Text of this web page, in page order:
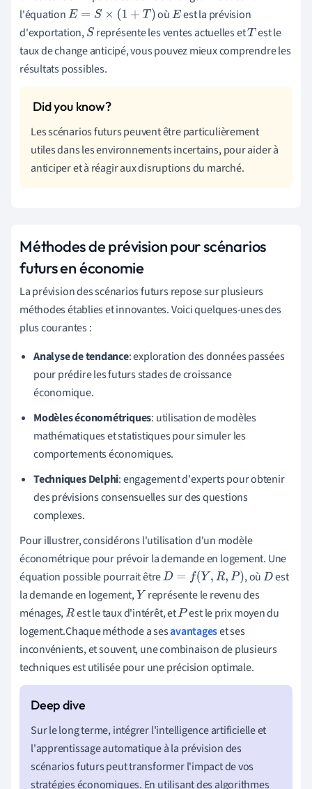
l'équationE= S× 1+ T) oùE est la prévision
d'exportation,S représente les ventes actuelles etT est le
taux de change anticipé, vous pouvez mieux comprendre les
résultats possibles.
Les scénarios futurs peuvent être particulièrement
utiles dans les environnements incertains, pour aider à
anticiper et à réagir aux disruptions du marché.
Méthodes de prévision pour scénarios
futurs en économie
La prévision des scénarios futurs repose sur plusieurs
méthodes établies et innovantes. Voici quelques-unes des
plus courantes :
Analyse de tendance: exploration des données passées
pour prédire les futurs stades de croissance
économique.
Modèles économétriques: utilisation de modèles
mathématiques et statistiques pour simuler les
comportements économiques.
Techniques Delphi: engagement d'experts pour obtenir
des prévisions consensuelles sur des questions
complexes.
Pour illustrer, considérons l'utilisation d'un modèle
économétrique pour prévoir la demande en logement. Une
équation possible pourrait êtreD= f(Y R,P) , oùD est
la demande en logement,Y représente le revenu des
ménages,R est le taux d'intérêt, etP est le prix moyen du
logement.Chaque méthode a sesavantageset ses
inconvénients, et souvent, une combinaison de plusieurs
techniques est utilisée pour une précision optimale.
Sur le long terme, intégrer l'intelligence artificielle et
l'apprentissage automatique à la prévision des
scénarios futurs peut transformer l'impact de vos
stratégies économiques. En utilisant des algorithmes